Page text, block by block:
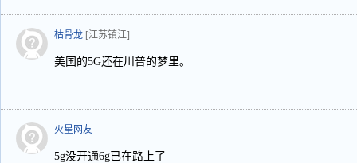
枯骨龙 [江苏镇江]
美国的5G还在川普的梦里。
火星网友
5g没开通6g已在路上了